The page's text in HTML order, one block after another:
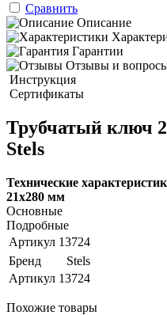
Сравнить
Описание
Гарантии
Отзывы и
Инструкция
Сертификаты
Трубчатый ключ
Stels
Технические
21х280 мм
Основные
Подробные
Артикул 13724
Бренд
Stels
Артикул 13724
Похожие товары